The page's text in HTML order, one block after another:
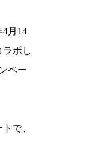
月14
ラボし
ペー
で、